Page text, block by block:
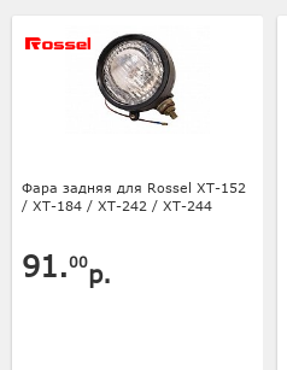
Фара задняя для Rossel XT-152
/ XT-184 / XT-242 / XT-244
91.00р.